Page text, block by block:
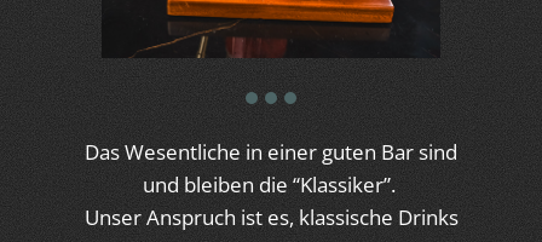
Das Wesentliche in einer guten Bar sind
und bleiben die “Klassiker”.
Unser Anspruch ist es, klassische Drinks